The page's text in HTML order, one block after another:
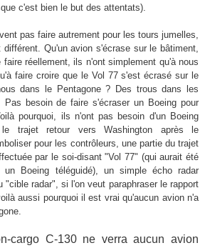
c'est bien le but des attentats).
pas faire autrement pour les tours jumelles,
Qu'un avion s'écrase sur le bâtiment,
réellement, ils n'ont simplement qu'à nous
faire croire que le Vol 77 s'est écrasé sur le
dans le Pentagone ? Des trous dans les
Pas besoin de faire s'écraser un Boeing pour
pourquoi, ils n'ont pas besoin d'un Boeing
trajet retour vers Washington après le
pour les contrôleurs, une partie du trajet
par le soi-disant "Vol 77" (qui aurait été
un Boeing téléguidé), un simple écho radar
radar", si l'on veut paraphraser le rapport
aussi pourquoi il est vrai qu'aucun avion n'a
cargo C-130 ne verra aucun avion